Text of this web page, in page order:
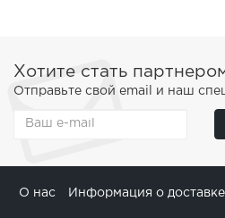
Хотите стать
Отправьте свой email и наш
О нас Информация о доставке